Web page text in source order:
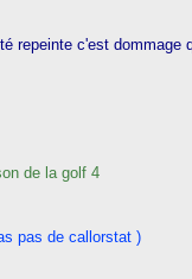
repeinte c'est
de la golf 4
pas de callorstat )